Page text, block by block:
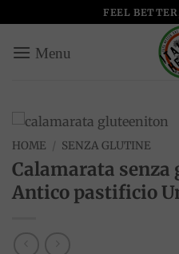
ai
contenuti
FEEL
HOME / SENZA GLUTINE
Calamarata senza
Antico pastificio